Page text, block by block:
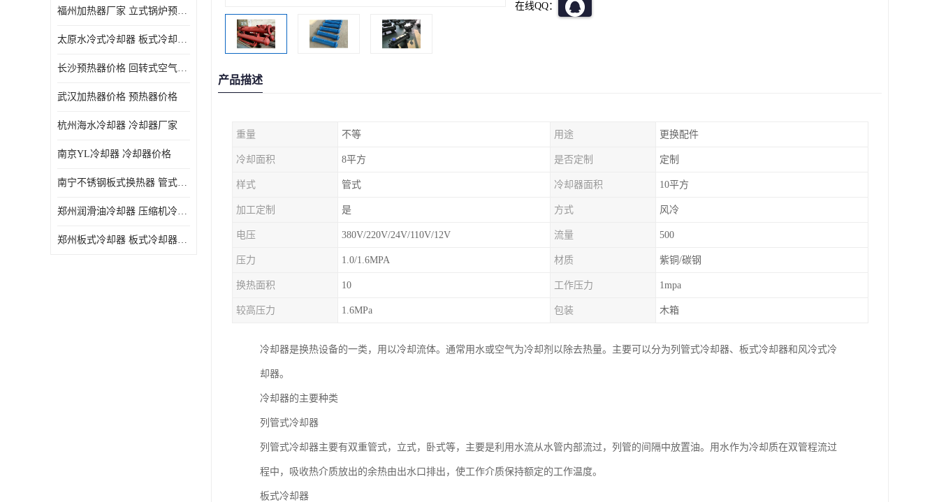
福州加热器厂家 立式锅炉预热器
太原水冷式冷却器 板式冷却器厂家
长沙预热器价格 回转式空气预热器
武汉加热器价格 预热器价格
杭州海水冷却器 冷却器厂家
南京YL冷却器 冷却器价格
南宁不锈钢板式换热器 管式空气预热加工定制
郑州润滑油冷却器 压缩机冷却器
郑州板式冷却器 板式冷却器厂家
在线QQ：
产品描述
重量 不等 用途 更换配件
冷却面积 8平方 是否定制 定制
样式 管式 冷却器面积 10平方
加工定制 是 方式 风冷
电压 380V/220V/24V/110V/12V 流量 500
压力 1.0/1.6MPA 材质 紫铜/碳钢
换热面积 10 工作压力 1mpa
较高压力 1.6MPa 包装 木箱
冷却器是换热设备的一类，用以冷却流体。通常用水或空气为冷却剂以除去热量。主要可以分为列管式冷却器、板式冷却器和风冷式冷
却器。
冷却器的主要种类
列管式冷却器
列管式冷却器主要有双重管式，立式，卧式等，主要是利用水流从水管内部流过，列管的间隔中放置油。用水作为冷却质在双管程流过
程中，吸收热介质放出的余热由出水口排出，使工作介质保持额定的工作温度。
板式冷却器